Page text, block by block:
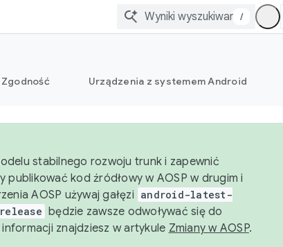
/
Zgodność Urządzenia z systemem Android
stabilnego rozwoju trunk i zapewnić
kod źródłowy w AOSP w drugim i
AOSP używaj gałęzi android-latest-
będzie zawsze odwoływać się do
znajdziesz w artykule Zmiany w AOSP.